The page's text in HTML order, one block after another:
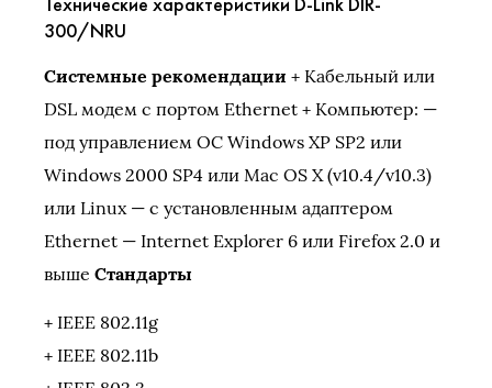
300/NRU
Системные рекомендации + Кабельный или
DSL модем с портом Ethernet + Компьютер: —
под управлением ОС Windows XP SP2 или
Windows 2000 SP4 или Mac OS X (v10.4/v10.3)
или Linux — с установленным адаптером
Ethernet — Internet Explorer 6 или Firefox 2.0 и
выше Стандарты
+ IEEE 802.11g
+ IEEE 802.11b